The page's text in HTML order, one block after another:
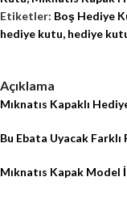
Etiketler: Boş Hediye
hediye kutu, hediye
Açıklama
Mıknatıs Kapaklı
Bu Ebata Uyacak
Mıknatıs Kapak Model